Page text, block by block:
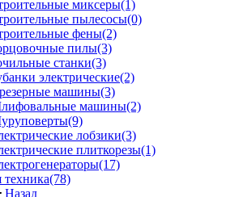
миксеры(1)
пылесосы(0)
фены(2)
пилы(3)
станки(3)
электрические(2)
машины(3)
машины(2)
(9)
лобзики(3)
плиткорезы(1)
(17)
техника(78)
Назад